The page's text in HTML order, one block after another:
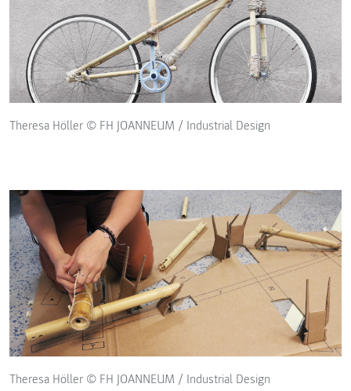
Theresa Höller © FH JOANNEUM / Industrial Design
Theresa Höller © FH JOANNEUM / Industrial Design